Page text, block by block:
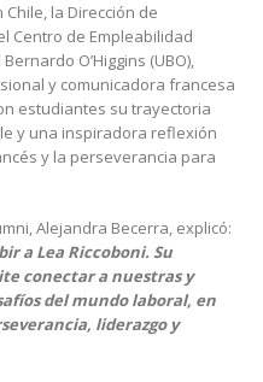
la Dirección de
Centro de Empleabilidad
O’Higgins (UBO),
y comunicadora francesa
estudiantes su trayectoria
y una inspiradora reflexión
y la perseverancia para
Alejandra Becerra, explicó:
a Lea Riccoboni. Su
conectar a nuestras y
del mundo laboral, en
liderazgo y